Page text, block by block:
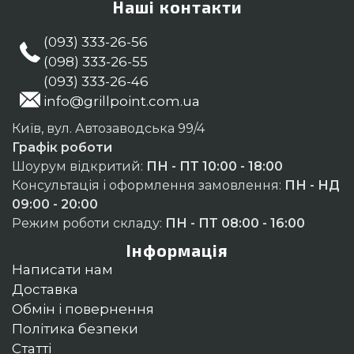
Наші контакти
(093) 333-26-56
(098) 333-26-55
(093) 333-26-46
info@grillpoint.com.ua
Київ, вул. Автозаводська 99/4
Графік роботи
Шоурум відкритий: ПН - ПТ 10:00 - 18:00
Консультація і оформлення замовлення: ПН - НД
09:00 - 20:00
Режим роботи складу: ПН - ПТ 08:00 - 16:00
Інформація
Написати нам
Доставка
Обмін і повернення
Політика безпеки
Статті